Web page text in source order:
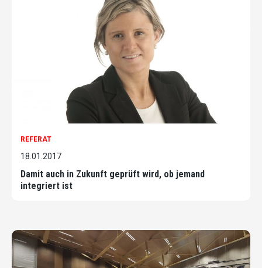
REFERAT
18.01.2017
Damit auch in Zukunft geprüft wird, ob jemand
integriert ist